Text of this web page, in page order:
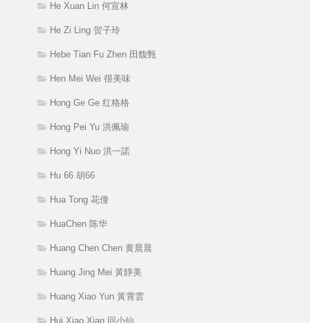
He Xuan Lin 何宣林
He Zi Ling 贺子玲
Hebe Tian Fu Zhen 田馥甄
Hen Mei Wei 很美味
Hong Ge Ge 红格格
Hong Pei Yu 洪佩瑜
Hong Yi Nuo 洪一諾
Hu 66 胡66
Hua Tong 花僮
HuaChen 陈华
Huang Chen Chen 黄晨晨
Huang Jing Mei 黃靜美
Huang Xiao Yun 黃霄雲
Hui Xiao Xian 回小仙